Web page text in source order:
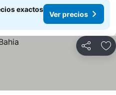
exactos
Ver precios
Compartir